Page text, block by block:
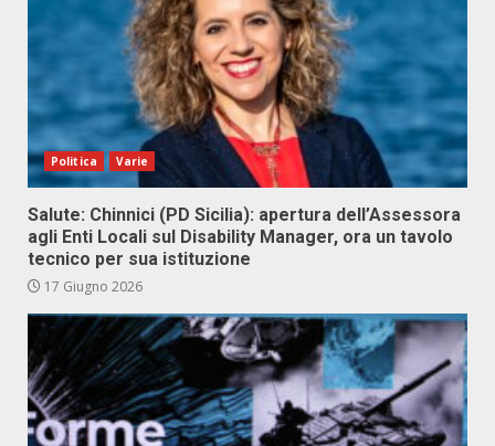
Politica Varie
Salute: Chinnici (PD Sicilia): apertura dell’Assessora
agli Enti Locali sul Disability Manager, ora un tavolo
tecnico per sua istituzione
17 Giugno 2026